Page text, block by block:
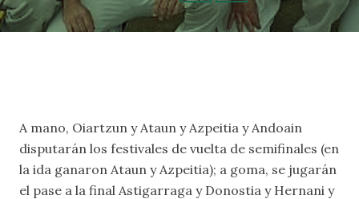
A mano, Oiartzun y Ataun y Azpeitia y Andoain
disputarán los festivales de vuelta de semifinales (en
la ida ganaron Ataun y Azpeitia); a goma, se jugarán
el pase a la final Astigarraga y Donostia y Hernani y